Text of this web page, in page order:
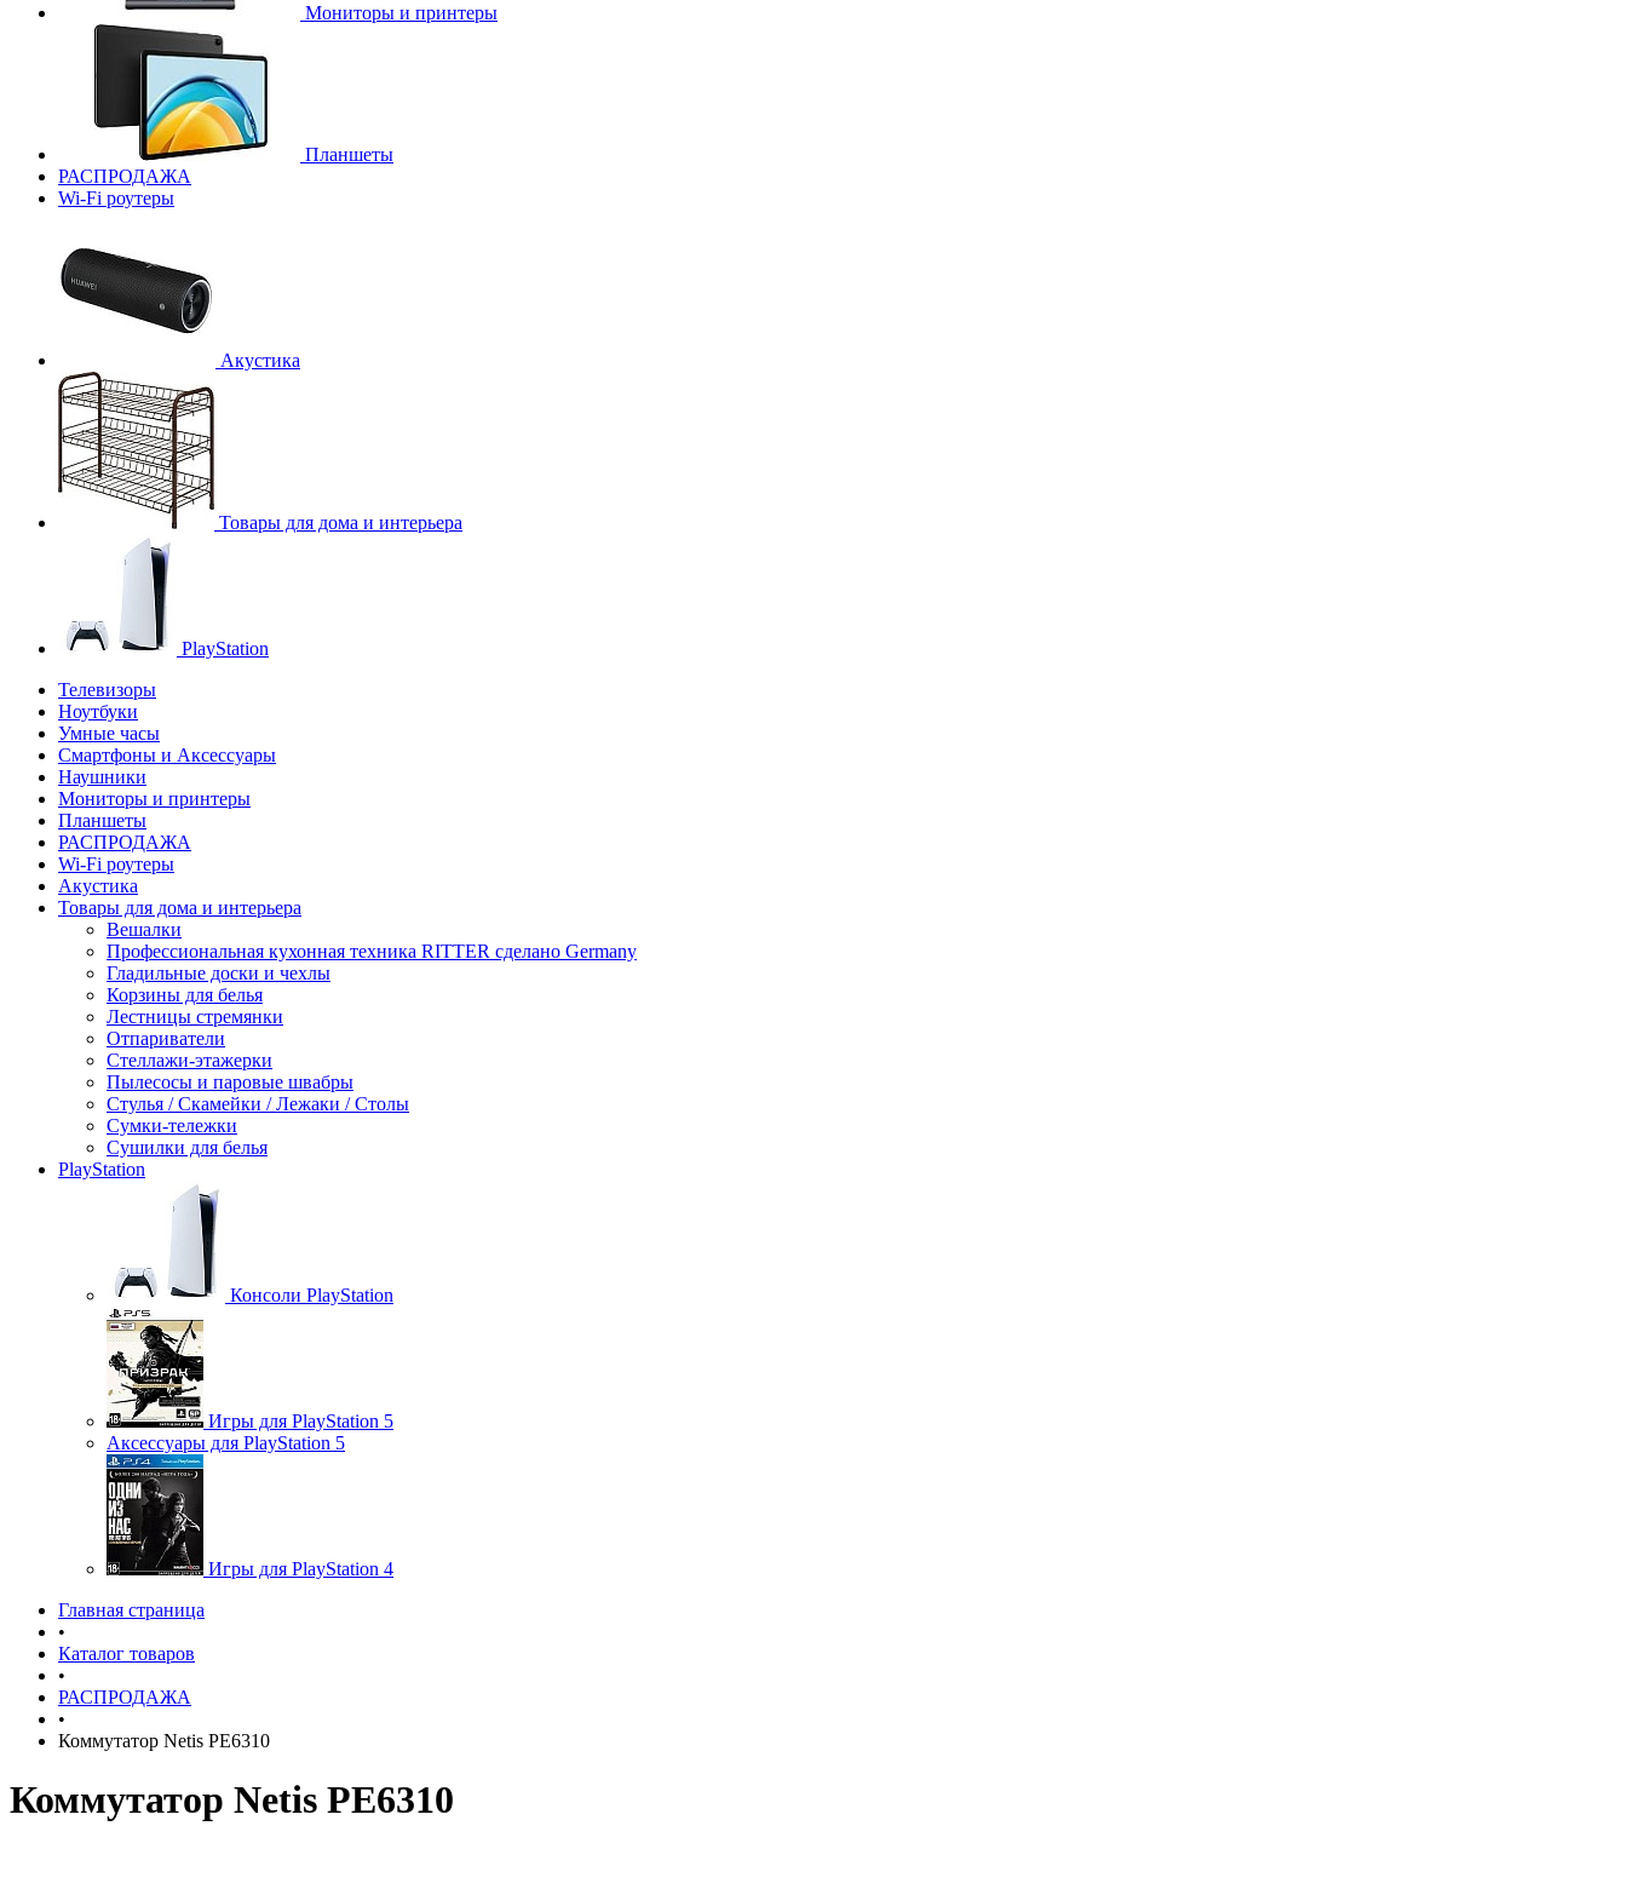
Мониторы и принтеры
Планшеты
РАСПРОДАЖА
Wi-Fi роутеры
Акустика
Товары для дома и интерьера
PlayStation
Телевизоры
Ноутбуки
Умные часы
Смартфоны и Аксессуары
Наушники
Мониторы и принтеры
Планшеты
РАСПРОДАЖА
Wi-Fi роутеры
Акустика
Товары для дома и интерьера
Вешалки
Профессиональная кухонная техника RITTER сделано Germany
Гладильные доски и чехлы
Корзины для белья
Лестницы стремянки
Отпариватели
Стеллажи-этажерки
Пылесосы и паровые швабры
Стулья / Скамейки / Лежаки / Столы
Сумки-тележки
Сушилки для белья
PlayStation
Консоли PlayStation
Игры для PlayStation 5
Аксессуары для PlayStation 5
Игры для PlayStation 4
Главная страница
•
Каталог товаров
•
РАСПРОДАЖА
•
Коммутатор Netis PE6310
Коммутатор Netis PE6310